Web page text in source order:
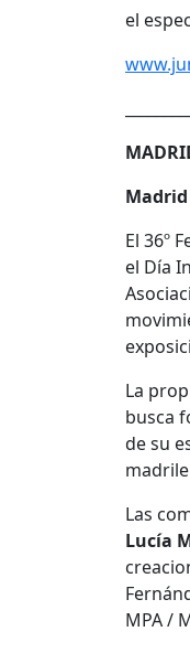
el
El 36º
el Día
La
busca
de su
Las
Lucía
MPA /